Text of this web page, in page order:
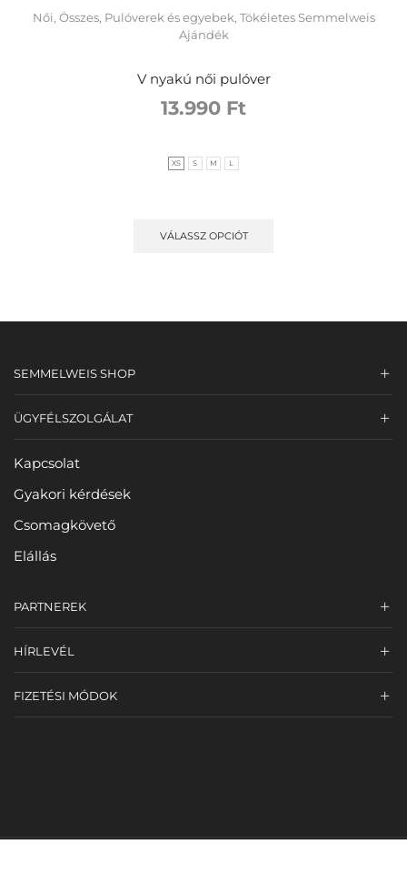
Női, Összes, Pulóverek és egyebek, Tökéletes Semmelweis
Ajándék
V nyakú női pulóver
13.990 Ft
XS S M L
VÁLASSZ OPCIÓT
SEMMELWEIS SHOP
ÜGYFÉLSZOLGÁLAT
Kapcsolat
Gyakori kérdések
Csomagkövető
Elállás
PARTNEREK
HÍRLEVÉL
FIZETÉSI MÓDOK